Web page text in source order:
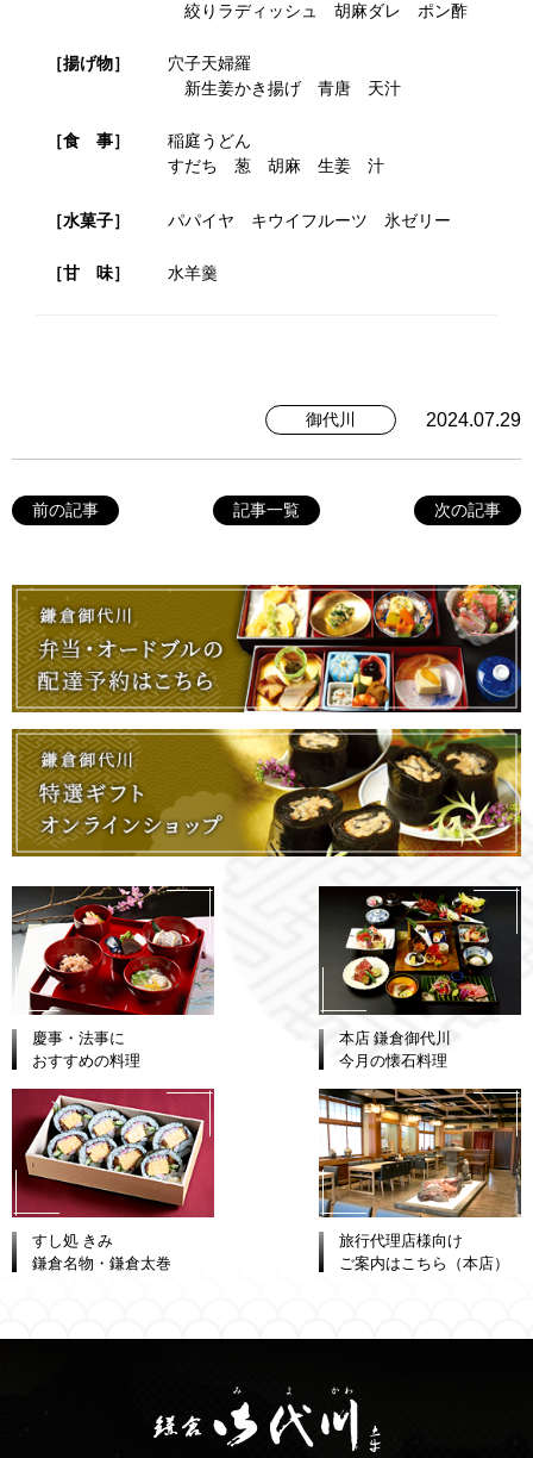
絞りラディッシュ 胡麻ダレ ポン酢
［揚げ物］
穴子天婦羅
新生姜かき揚げ 青唐 天汁
［食 事］
稲庭うどん
すだち 葱 胡麻 生姜 汁
［水菓子］ パパイヤ キウイフルーツ 氷ゼリー
［甘 味］ 水羊羹
御代川 2024.07.29
前の記事 記事一覧 次の記事
慶事・法事に
おすすめの料理
本店 鎌倉御代川
今月の懐石料理
すし処 きみ
鎌倉名物・鎌倉太巻
旅行代理店様向け
ご案内はこちら（本店）